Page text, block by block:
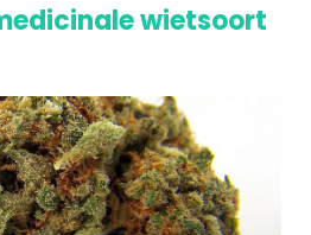
wietsoort